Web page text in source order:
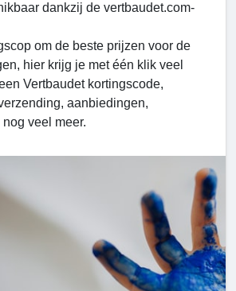
dankzij de vertbaudet.com-
om de beste prijzen voor de
hier krijg je met één klik veel
Vertbaudet kortingscode,
aanbiedingen,
veel meer.